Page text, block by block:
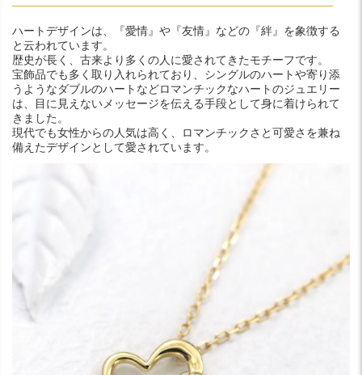
ハートデザインは、『愛情』や『友情』などの『絆』を象徴する
と云われています。
歴史が長く、古来より多くの人に愛されてきたモチーフです。
宝飾品でも多く取り入れられており、シングルのハートや寄り添
うようなダブルのハートなどロマンチックなハートのジュエリー
は、目に見えないメッセージを伝える手段として身に着けられて
きました。
現代でも女性からの人気は高く、ロマンチックさと可愛さを兼ね
備えたデザインとして愛されています。